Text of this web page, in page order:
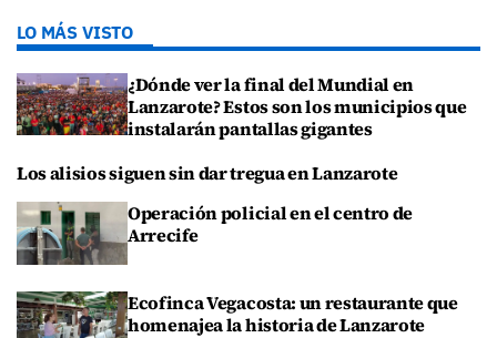
LO MÁS VISTO
¿Dónde ver la final del Mundial en
Lanzarote? Estos son los municipios que
instalarán pantallas gigantes
Los alisios siguen sin dar tregua en Lanzarote
Operación policial en el centro de
Arrecife
Ecofinca Vegacosta: un restaurante que
homenajea la historia de Lanzarote